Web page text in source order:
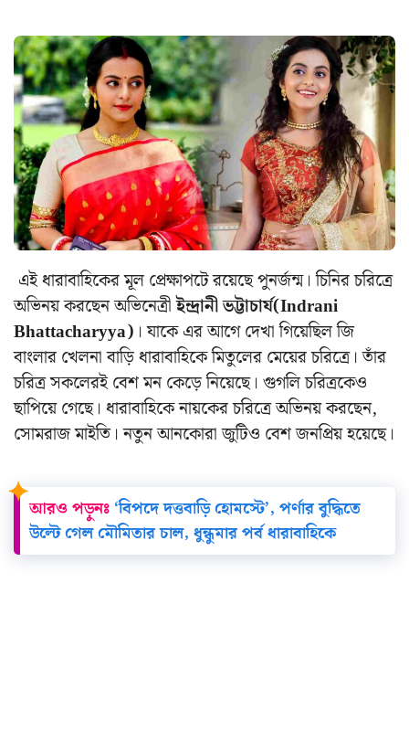
এই ধারাবাহিকের মূল প্রেক্ষাপটে রয়েছে পুনর্জন্ম। চিনির চরিত্রে
অভিনয় করছেন অভিনেত্রীইন্দ্রানী ভট্টাচার্য(Indrani
Bhattacharyya) । যাকে এর আগে দেখা গিয়েছিল জি
বাংলার খেলনা বাড়ি ধারাবাহিকে মিতুলের মেয়ের চরিত্রে। তাঁর
চরিত্র সকলেরই বেশ মন কেড়ে নিয়েছে। গুগলি চরিত্রকেও
ছাপিয়ে গেছে। ধারাবাহিকে নায়কের চরিত্রে অভিনয় করছেন,
সোমরাজ মাইতি। নতুন আনকোরা জুটিও বেশ জনপ্রিয় হয়েছে।
আরও পড়ুনঃ ‘বিপদে দত্তবাড়ি হোমস্টে’, পর্ণার বুদ্ধিতে
উল্টে গেল মৌমিতার চাল, ধুন্ধুমার পর্ব ধারাবাহিকে